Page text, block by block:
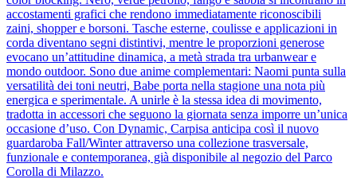
accostamenti grafici che rendono immediatamente riconoscibili
zaini, shopper e borsoni. Tasche esterne, coulisse e applicazioni in
corda diventano segni distintivi, mentre le proporzioni generose
evocano un’attitudine dinamica, a metà strada tra urbanwear e
mondo outdoor. Sono due anime complementari: Naomi punta sulla
versatilità dei toni neutri, Babe porta nella stagione una nota più
energica e sperimentale. A unirle è la stessa idea di movimento,
tradotta in accessori che seguono la giornata senza imporre un’unica
occasione d’uso. Con Dynamic, Carpisa anticipa così il nuovo
guardaroba Fall/Winter attraverso una collezione trasversale,
funzionale e contemporanea, già disponibile al negozio del Parco
Corolla di Milazzo.